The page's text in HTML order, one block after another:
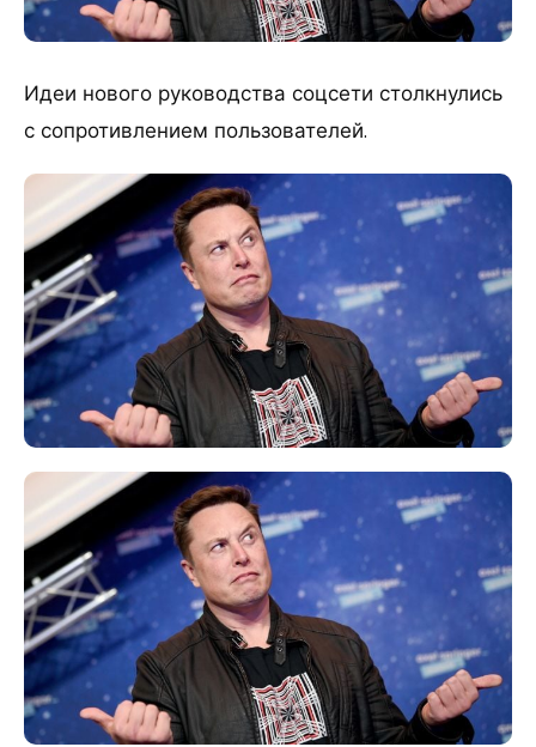
Идеи нового руководства соцсети столкнулись
с сопротивлением пользователей.